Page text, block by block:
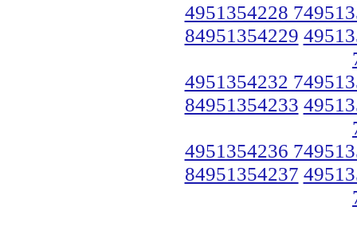
4951354228
84951354229
4951354232
84951354233
4951354236
84951354237